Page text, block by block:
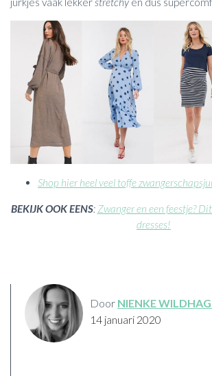
Shop hier heel veel toffe
BEKIJK OOK EENS: Zwanger en een feestje?
dresses!
Door NIENKE
14 januari 2020